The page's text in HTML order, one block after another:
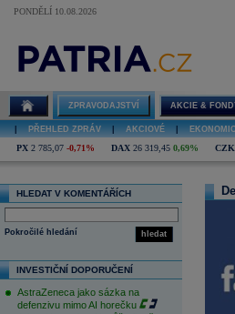
PONDĚLÍ 10.08.2026
ZPRAVODAJSTVÍ AKCIE &
PŘEHLED ZPRÁV AKCIOVÉ
PX 2 785,07 -0,71% DAX 26 319,45 0,69%
HLEDAT V KOMENTÁŘÍCH
hledat
Pokročilé hledání
INVESTIČNÍ DOPORUČENÍ
AstraZeneca jako sázka na
defenzivu mimo AI horečku